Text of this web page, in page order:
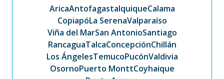
AricaAntofagastaIquiqueCalama
CopiapóLa SerenaValparaíso
Viña del MarSan AntonioSantiago
RancaguaTalcaConcepciónChillán
Los ÁngelesTemucoPucónValdivia
OsornoPuerto MonttCoyhaique